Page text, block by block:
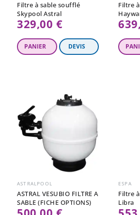
Filtre à sable soufflé
Skypool Astral
329,00 €
Filtre
ASTRALPOOL
ASTRAL VESUBIO FILTRE A
SABLE (FICHE OPTIONS)
ESPA
Filtre
Libra